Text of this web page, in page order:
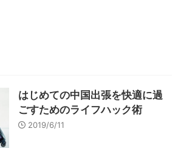
はじめての中国出張を快適に過
ごすためのライフハック術
2019/6/11